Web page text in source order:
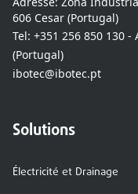
606 Cesar (Portugal)
Tel: +351 256 850 130
(Portugal)
ibotec@ibotec.pt
Solutions
Électricité et Drainage